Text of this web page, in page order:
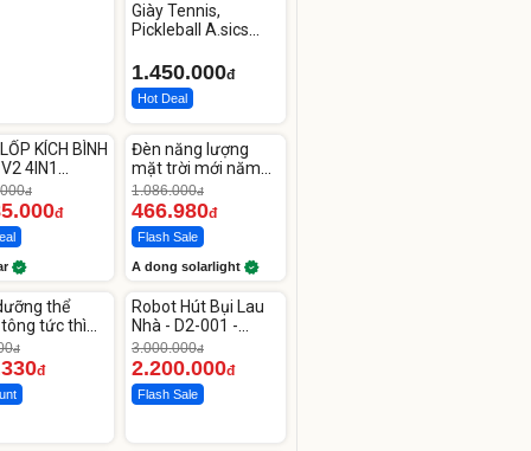
Giày Tennis,
Pickleball A.sics
Các Phối Màu
1.450.000đ
Hot Deal
KÍCH BÌNH
4IN1
đ
đ
-56%
Đèn năng lượng
mặt trời mới năm
2026 có 120 viên
LED lớn
1.086.000đ
466.980đ
Flash Sale
A dong solarlight
thể
tức thì
Body
đ
đ
-26%
Robot Hút Bụi Lau
Nhà - D2-001 -
Thông Minh
3.000.000đ
2.200.000đ
Flash Sale